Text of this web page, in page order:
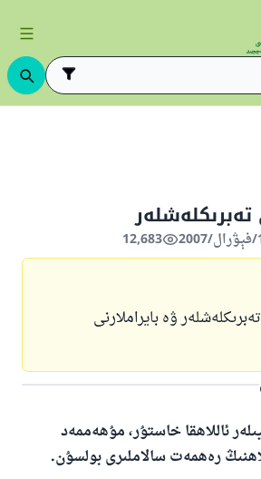
12,683
ۋە بايراملارنى
ئاللاھقا خاستۇر، مۇھەممەد
رەھمەت سالاملىرى بولسۇن.